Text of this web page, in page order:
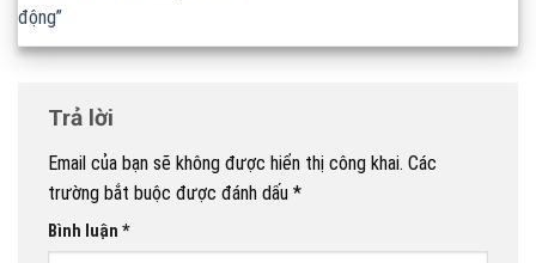
động”
Trả lời
Email của bạn sẽ không được hiển thị công khai. Các
trường bắt buộc được đánh dấu *
Bình luận *